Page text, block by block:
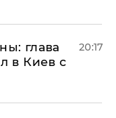
глава
в Киев с
20:17